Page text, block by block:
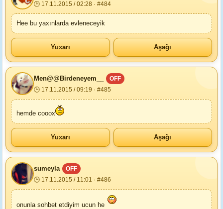
🕒 17.11.2015 / 02:28 · #484
Hee bu yaxınlarda evleneceyik
Yuxarı Aşağı
Men@@Birdeneyem__
OFF
🕒 17.11.2015 / 09:19 · #485
hemde cooox
Yuxarı Aşağı
sumeyla
OFF
🕒 17.11.2015 / 11:01 · #486
onunla sohbet etdiyim ucun he